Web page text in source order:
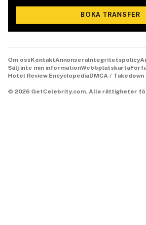
BOKA TRANSFER
Om ossKontaktAnnonseraIntegritetspolicy
Sälj inte min informationWebbplatskarta
Hotel Review EncyclopediaDMCA / Takedown
© 2026 GetCelebrity.com. Alla rättigheter